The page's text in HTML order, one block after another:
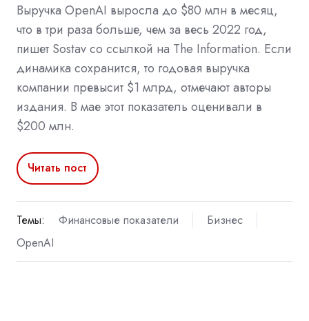
Выручка OpenAI выросла до $80 млн в месяц,
что в три раза больше, чем за весь 2022 год,
пишет Sostav со ссылкой на The Information. Если
динамика сохранится, то годовая выручка
компании превысит $1 млрд, отмечают авторы
издания. В мае этот показатель оценивали в
$200 млн.
Читать пост
Темы: Финансовые показатели
Бизнес
OpenAI